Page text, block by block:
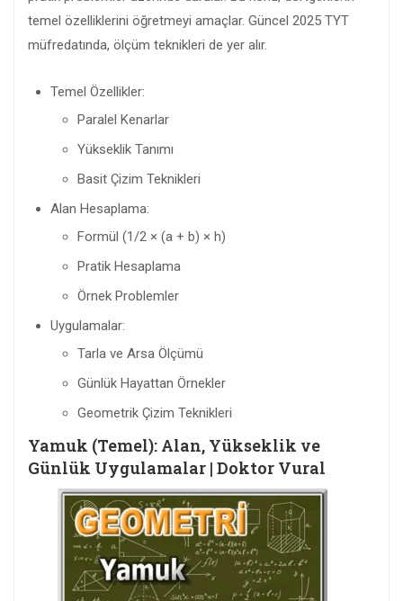
temel özelliklerini öğretmeyi amaçlar. Güncel 2025 TYT
müfredatında, ölçüm teknikleri de yer alır.
Temel Özellikler:
Paralel Kenarlar
Yükseklik Tanımı
Basit Çizim Teknikleri
Alan Hesaplama:
Formül (1/2 × (a + b) × h)
Pratik Hesaplama
Örnek Problemler
Uygulamalar:
Tarla ve Arsa Ölçümü
Günlük Hayattan Örnekler
Geometrik Çizim Teknikleri
Yamuk (Temel): Alan, Yükseklik ve
Günlük Uygulamalar | Doktor Vural